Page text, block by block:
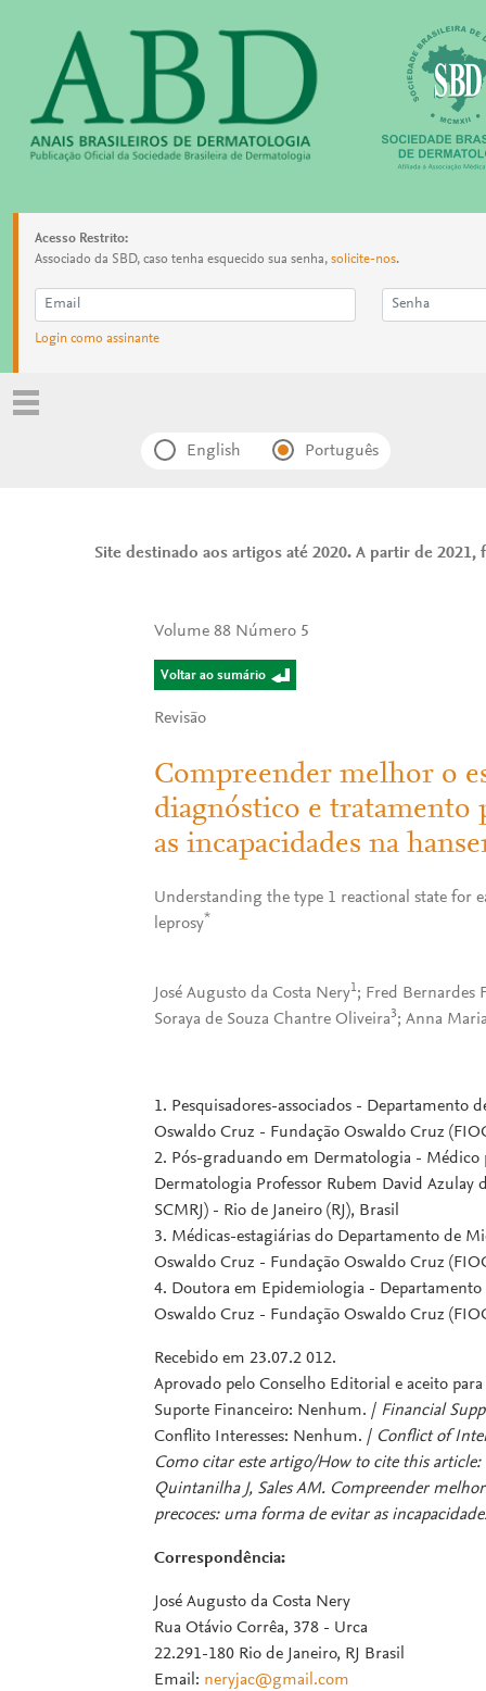
Acesso Restrito:
Associado da SBD, caso tenha esquecido sua senha, solicite-nos.
Login como assinante
English Português
Site destinado aos artigos até 2020. A partir de
Volume 88 Número 5
Voltar ao sumário
Revisão
Compreender melhor o
diagnóstico e tratamento
as incapacidades na
Understanding the type 1 reactional state for
leprosy*
José Augusto da Costa Nery1; Fred Bernardes
Soraya de Souza Chantre Oliveira3; Anna
1. Pesquisadores-associados - Departamento
Oswaldo Cruz - Fundação Oswaldo Cruz
2. Pós-graduando em Dermatologia -
Dermatologia Professor Rubem David Azulay
SCMRJ) - Rio de Janeiro (RJ), Brasil
3. Médicas-estagiárias do Departamento de
Oswaldo Cruz - Fundação Oswaldo Cruz
4. Doutora em Epidemiologia -
Oswaldo Cruz - Fundação Oswaldo Cruz
Recebido em 23.07.2 012.
Aprovado pelo Conselho Editorial e aceito
Suporte Financeiro: Nenhum. / Financial
Conflito Interesses: Nenhum. / Conflict of
Como citar este artigo/How to cite this article:
Quintanilha J, Sales AM. Compreender
precoces: uma forma de evitar as
Correspondência:
José Augusto da Costa Nery
Rua Otávio Corrêa, 378 - Urca
22.291-180 Rio de Janeiro, RJ Brasil
Email: neryjac@gmail.com